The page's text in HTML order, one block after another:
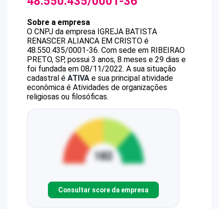
Sobre a empresa
O CNPJ da empresa IGREJA BATISTA
RENASCER ALIANCA EM CRISTO é
48.550.435/0001-36. Com sede em RIBEIRAO
PRETO, SP, possui 3 anos, 8 meses e 29 dias e
foi fundada em 08/11/2022. A sua situação
cadastral é ATIVA e sua principal atividade
econômica é Atividades de organizações
religiosas ou filosóficas.
Consultar score da empresa